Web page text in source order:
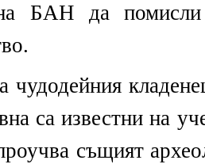
БАН да
чудодейния
са известни на
същият